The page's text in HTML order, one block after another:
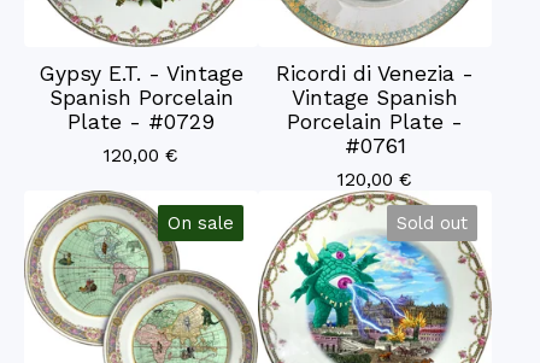
Gypsy E.T. - Vintage
Spanish Porcelain
Plate - #0729
120,00 €
Ricordi di Venezia -
Vintage Spanish
Porcelain Plate -
#0761
120,00 €
On sale Sold out